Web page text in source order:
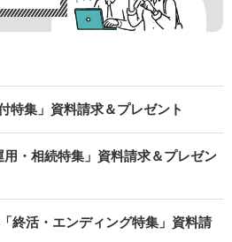
特集」資料請求＆プレゼント
・相続特集」資料請求＆プレゼン
終活・エンディング特集」資料請